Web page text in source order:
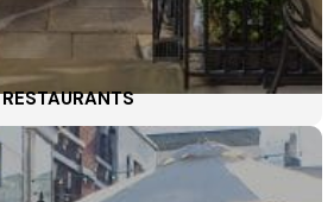
RESTAURANTS